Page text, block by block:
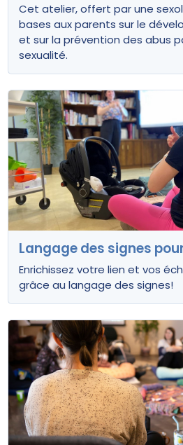
Cet atelier, offert par une
bases aux parents sur le
et sur la prévention des abus
sexualité.
Langage des signes
Enrichissez votre lien et vos
grâce au langage des signes!